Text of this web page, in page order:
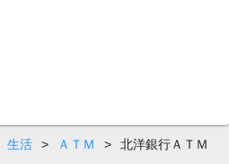
生活 > ＡＴＭ > 北洋銀行ＡＴＭ